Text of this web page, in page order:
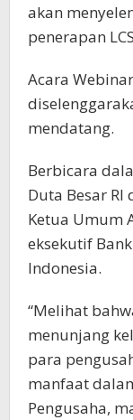
akan
penerapan
Acara
mendatang.
Berbicara
Duta Besar
Ketua Umum
eksekutif
Indonesia.
“Melihat
menunjang
para
manfaat
Pengusaha,